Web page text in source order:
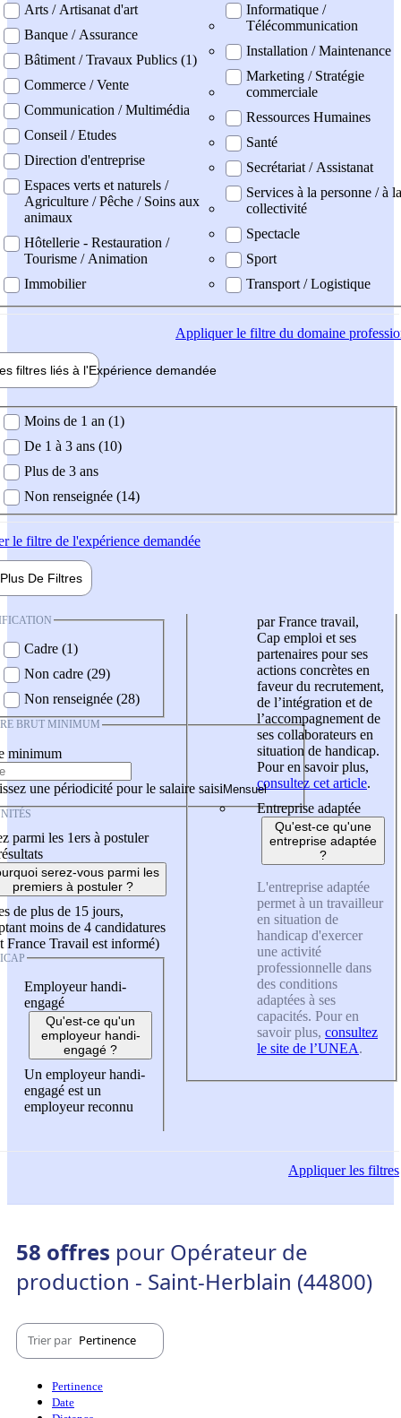
Arts / Artisanat d'art
Banque / Assurance
Bâtiment / Travaux Publics (1)
Commerce / Vente
Communication / Multimédia
Conseil / Etudes
Direction d'entreprise
Espaces verts et naturels /
Agriculture / Pêche / Soins aux
animaux
Hôtellerie - Restauration /
Tourisme / Animation
Immobilier
Informatique /
Télécommunication
Installation / Maintenance
Marketing / Stratégie
commerciale
Ressources Humaines
Santé
Secrétariat / Assistanat
Services à la personne / à la
collectivité
Spectacle
Sport
Transport / Logistique
Appliquerle filtre du domaine
filtres liés à l'Expérience demandée
demandée
Moins de 1 an (1)
De 1 à 3 ans (10)
Plus de 3 ans
Non renseignée (14)
le filtre de l'expérience demandée
Plus De Filtres
Cadre (1)
Non cadre (29)
Non renseignée (28)
BRUT MINIMUM
minimum
une périodicité pour le salaire saisi
parmi les 1ers à postuler
serez-vous parmi les
premiers à postuler ?
de plus de 15 jours,
moins de 4 candidatures
France Travail est informé)
Employeur handi-
engagé
Qu'est-ce qu'un
employeur handi-
engagé ?
Un employeur handi-
engagé est un
employeur reconnu
par France travail,
Cap emploi et ses
partenaires pour ses
actions concrètes en
faveur du recrutement,
de l’intégration et de
l’accompagnement de
ses collaborateurs en
situation de handicap.
Pour en savoir plus,
consultez cet article.
Entreprise adaptée
Qu'est-ce qu'une
entreprise adaptée
?
L'entreprise adaptée
permet à un travailleur
en situation de
handicap d'exercer
une activité
professionnelle dans
des conditions
adaptées à ses
capacités. Pour en
savoir plus, consultez
le site de l’UNEA.
Appliquerles filtres
58 offres pour Opérateur de
production - Saint-Herblain (44800)
Trier par Pertinence
Pertinence
Date